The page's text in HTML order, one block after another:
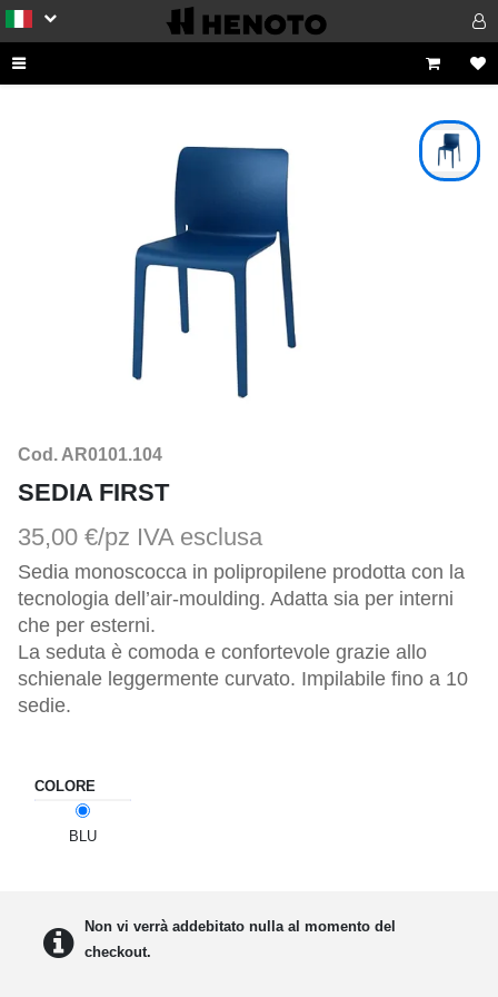
Cod. AR0101.104
SEDIA FIRST
35,00 €/pz IVA esclusa
Sedia monoscocca in polipropilene prodotta con la
tecnologia dell’air-moulding. Adatta sia per interni
che per esterni.
La seduta è comoda e confortevole grazie allo
schienale leggermente curvato. Impilabile fino a 10
sedie.
COLORE
BLU
Non vi verrà addebitato nulla al momento del
checkout.